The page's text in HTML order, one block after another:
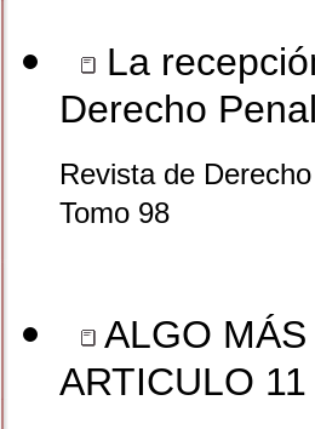
La
Derecho
Revista de
Tomo 98
ALGO
ARTICULO